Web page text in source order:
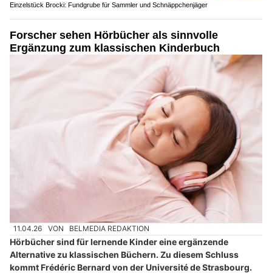
Einzelstück Brocki: Fundgrube für Sammler und Schnäppchenjäger
Forscher sehen Hörbücher als sinnvolle
Ergänzung zum klassischen Kinderbuch
11.04.26 VON BELMEDIA REDAKTION
Hörbücher sind für lernende Kinder eine ergänzende
Alternative zu klassischen Büchern. Zu diesem Schluss
kommt Frédéric Bernard von der Université de Strasbourg.